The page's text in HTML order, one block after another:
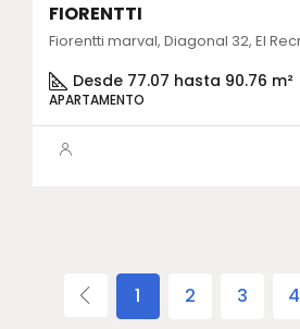
FIORENTTI
Desde 77.07 hasta 90.76 m²
APARTAMENTO
1 2 3 4